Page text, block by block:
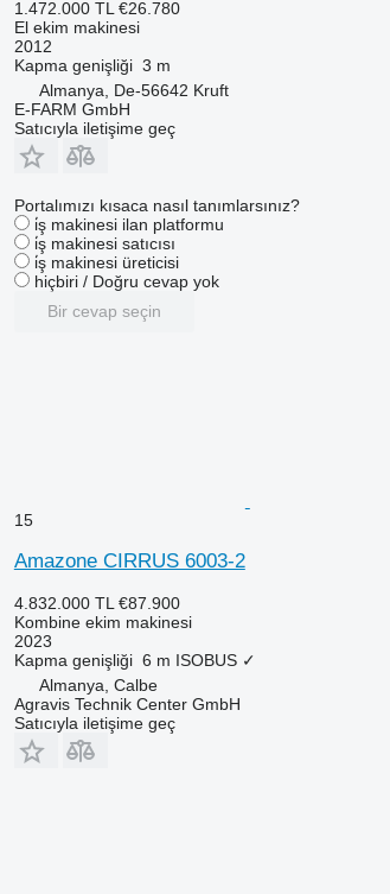
1.472.000 TL €26.780
El ekim makinesi
2012
Kapma genişliği 3 m
Almanya, De-56642 Kruft
E-FARM GmbH
Satıcıyla iletişime geç
Portalımızı kısaca nasıl tanımlarsınız?
i̇ş makinesi ilan platformu
i̇ş makinesi satıcısı
i̇ş makinesi üreticisi
hiçbiri / Doğru cevap yok
Bir cevap seçin
15
Amazone CIRRUS 6003-2
4.832.000 TL €87.900
Kombine ekim makinesi
2023
Kapma genişliği 6 m ISOBUS ✓
Almanya, Calbe
Agravis Technik Center GmbH
Satıcıyla iletişime geç